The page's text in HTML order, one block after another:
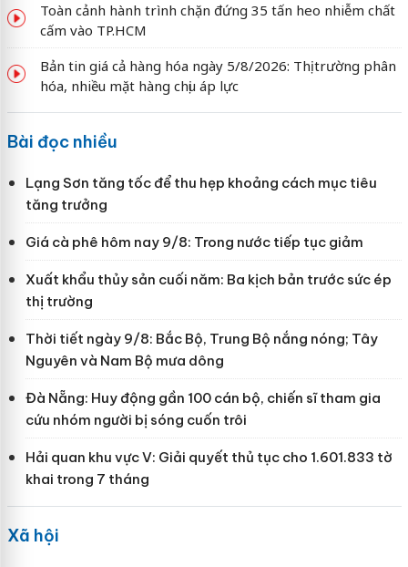
Toàn cảnh hành trình chặn đứng 35 tấn heo nhiễm chất
cấm vào TP.HCM
Bản tin giá cả hàng hóa ngày 5/8/2026: Thị trường phân
hóa, nhiều mặt hàng chịu áp lực
Bài đọc nhiều
Lạng Sơn tăng tốc để thu hẹp khoảng cách mục tiêu
tăng trưởng
Giá cà phê hôm nay 9/8: Trong nước tiếp tục giảm
Xuất khẩu thủy sản cuối năm: Ba kịch bản trước sức ép
thị trường
Thời tiết ngày 9/8: Bắc Bộ, Trung Bộ nắng nóng; Tây
Nguyên và Nam Bộ mưa dông
Đà Nẵng: Huy động gần 100 cán bộ, chiến sĩ tham gia
cứu nhóm người bị sóng cuốn trôi
Hải quan khu vực V: Giải quyết thủ tục cho 1.601.833 tờ
khai trong 7 tháng
Xã hội